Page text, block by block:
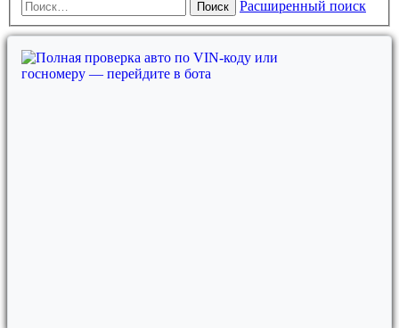
Поиск Расширенный поиск